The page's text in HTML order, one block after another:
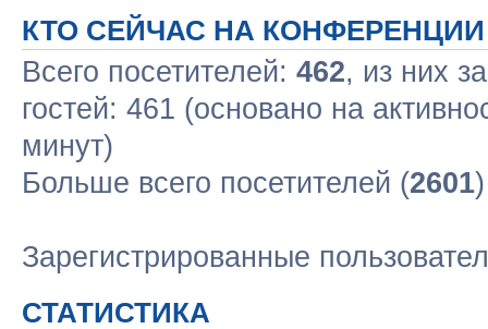
КТО СЕЙЧАС НА КОНФЕРЕНЦИИ
Всего посетителей: 462, из них
гостей: 461 (основано на
минут)
Больше всего посетителей (2601
Зарегистрированные
СТАТИСТИКА